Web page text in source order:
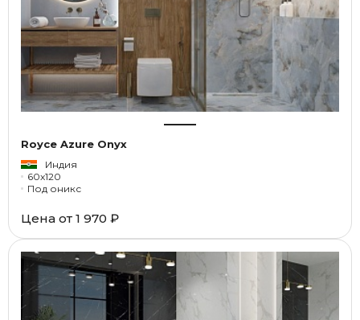
Royce Azure Onyx
Индия
60x120
Под оникс
Цена от 1 970 ₽